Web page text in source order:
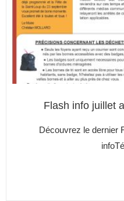
Flash info juillet
Découvrez le dernier